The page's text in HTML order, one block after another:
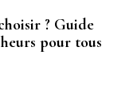
? Guide
pour tous